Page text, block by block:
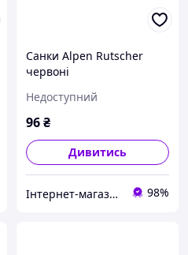
Санки Alpen Rutscher
червоні
Недоступний
96₴
Дивитись
Інтернет-магазин "SANTAN" 98%